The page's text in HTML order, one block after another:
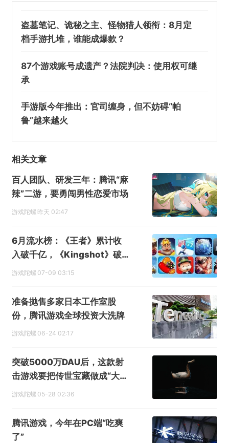
盗墓笔记、诡秘之主、怪物猎人领衔：8月定
档手游扎堆，谁能成爆款？
87个游戏账号成遗产？法院判决：使用权可继
承
手游版今年推出：官司缠身，但不妨碍“帕
鲁”越来越火
相关文章
百人团队、研发三年：腾讯“麻
辣”二游，要勇闯男性恋爱市场
游戏陀螺 昨天 02:47
6月流水榜：《王者》累计收
入破千亿，《Kingshot》破
百亿，《三谋》暴涨 277%
游戏陀螺 07-09 03:15
准备抛售多家日本工作室股
份，腾讯游戏全球投资大洗牌
游戏陀螺 06-24 02:17
突破5000万DAU后，这款射
击游戏要把传世宝藏做成“大
红”
游戏陀螺 05-28 02:36
腾讯游戏，今年在PC端“吃爽
了”